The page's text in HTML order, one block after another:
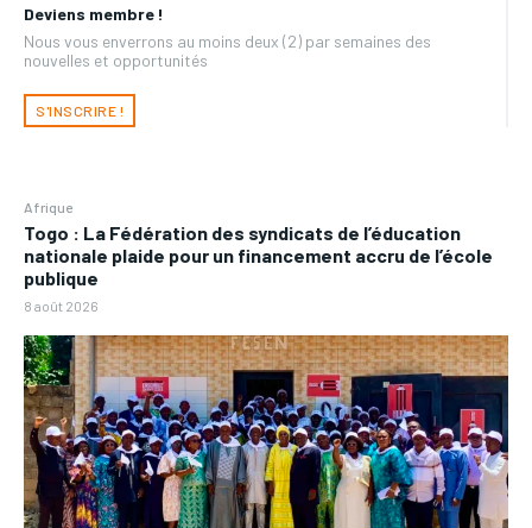
Deviens membre !
Nous vous enverrons au moins deux (2) par semaines des
nouvelles et opportunités
S'INSCRIRE !
Afrique
Togo : La Fédération des syndicats de l’éducation
nationale plaide pour un financement accru de l’école
publique
8 août 2026